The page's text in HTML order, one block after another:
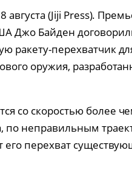
(Jiji Press).
Джо Байден
ракету-перехватчик
оружия,
со скоростью более
неправильным
его перехват